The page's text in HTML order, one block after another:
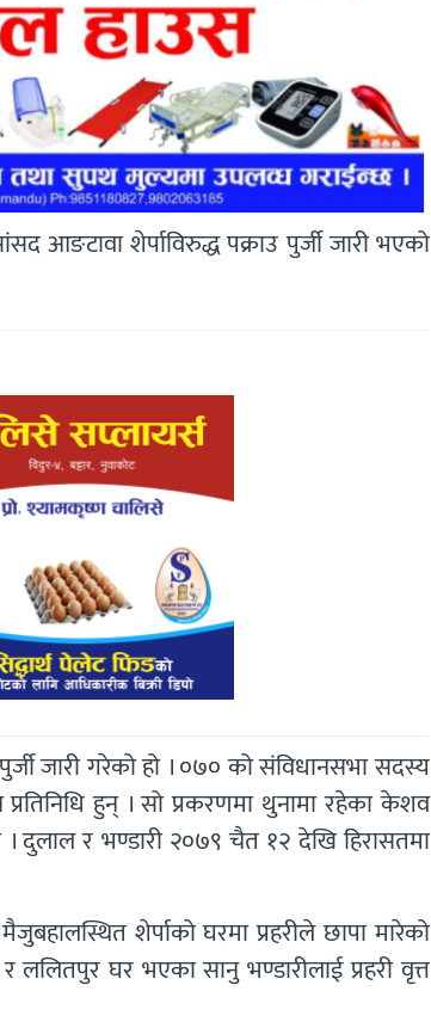
आङटावा शेर्पाविरुद्ध पक्राउ पुर्जी जारी भएको
जारी गरेको हो । ०७० को संविधानसभा सदस्य
प्रतिनिधि हुन् । सो प्रकरणमा थुनामा रहेका केशव
दुलाल र भण्डारी २०७९ चैत १२ देखि हिरासतमा
शेर्पाको घरमा प्रहरीले छापा मारेको
ललितपुर घर भएका सानु भण्डारीलाई प्रहरी वृत्त